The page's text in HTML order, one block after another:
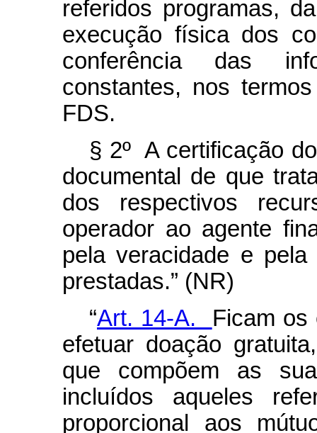
referidos programas,
execução física dos
conferência das
constantes, nos
FDS.
§ 2º A certificação
documental de que
dos respectivos
operador ao agente
pela veracidade e
prestadas.” (NR)
“Art. 14-A. Ficam os
efetuar doação
que compõem as
incluídos aqueles
proporcional aos